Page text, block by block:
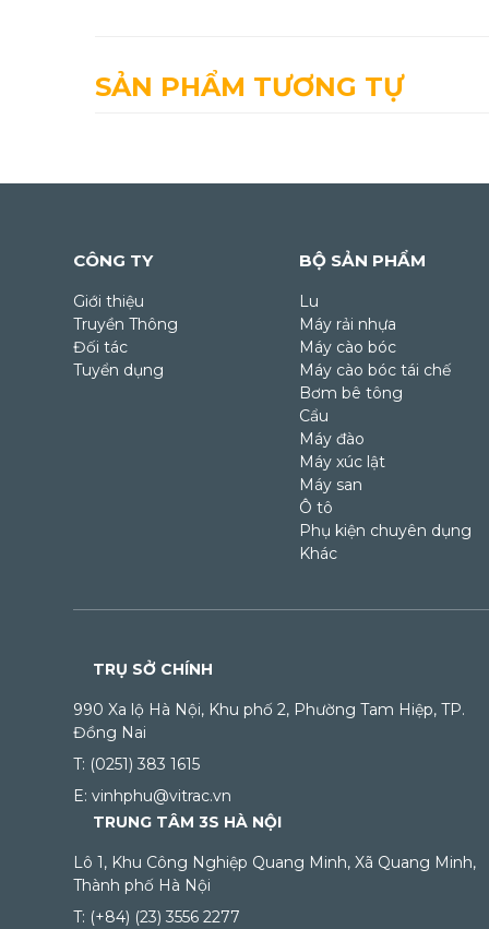
SẢN PHẨM TƯƠNG TỰ
CÔNG TY
Giới thiệu
Truyền Thông
Đối tác
Tuyển dụng
BỘ SẢN PHẨM
Lu
Máy rải nhựa
Máy cào bóc
Máy cào bóc tái chế
Bơm bê tông
Cẩu
Máy đào
Máy xúc lật
Máy san
Ô tô
Phụ kiện chuyên dụng
Khác
TRỤ SỞ CHÍNH
990 Xa lộ Hà Nội, Khu phố 2, Phường Tam Hiệp, TP.
Đồng Nai
T: (0251) 383 1615
E: vinhphu@vitrac.vn
TRUNG TÂM 3S HÀ NỘI
Lô 1, Khu Công Nghiệp Quang Minh, Xã Quang Minh,
Thành phố Hà Nội
T: (+84) (23) 3556 2277